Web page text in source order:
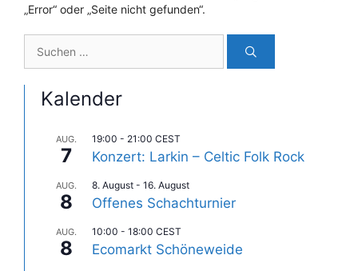
„Error“ oder „Seite nicht gefunden“.
nach:
Kalender
AUG.
7
19:00 - 21:00 CEST
Konzert: Larkin – Celtic Folk Rock
AUG.
8
8. August - 16. August
Offenes Schachturnier
AUG.
8
10:00 - 18:00 CEST
Ecomarkt Schöneweide